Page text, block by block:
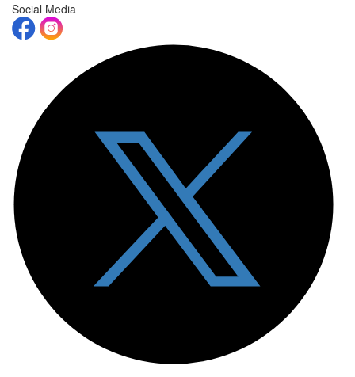
Social Media